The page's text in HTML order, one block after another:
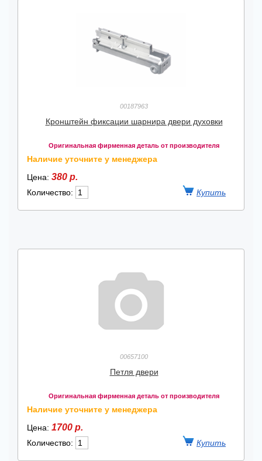
00187963
Кронштейн фиксации шарнира двери духовки
Оригинальная фирменная деталь от производителя
Наличие уточните у менеджера
Цена: 380 р.
Количество:
00657100
Петля двери
Оригинальная фирменная деталь от производителя
Наличие уточните у менеджера
Цена: 1700 р.
Количество: